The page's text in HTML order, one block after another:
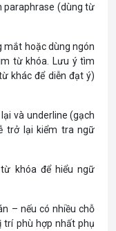
paraphrase (dùng từ
mắt hoặc dùng ngón
từ khóa. Lưu ý tìm
khác để diễn đạt ý)
và underline (gạch
trở lại kiểm tra ngữ
khóa để hiểu ngữ
– nếu có nhiều chỗ
phù hợp nhất phụ